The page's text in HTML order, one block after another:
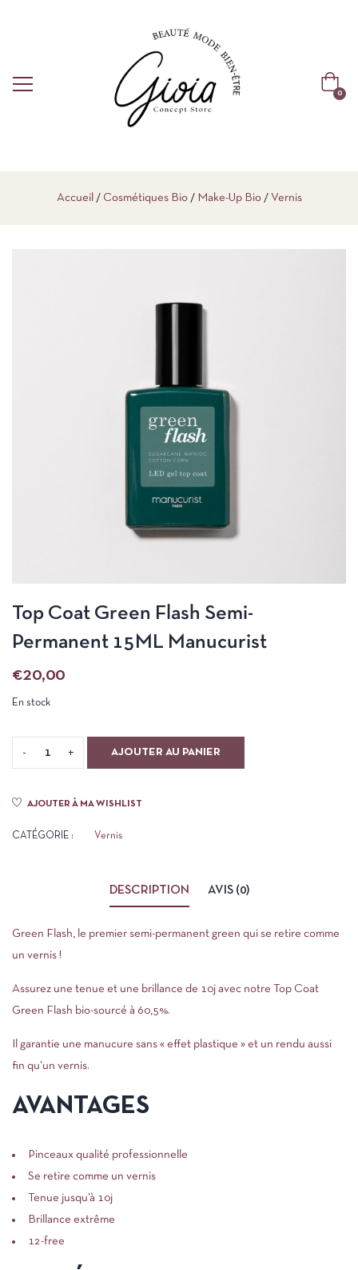
0
Accueil Cosmétiques Bio Make-Up Bio Vernis
Top Coat Green Flash Semi-
Permanent 15ML Manucurist
€20,00
En stock
AJOUTER AU PANIER
AJOUTER À MA WISHLIST
CATÉGORIE : Vernis
DESCRIPTION AVIS (0)
Green Flash, le premier semi-permanent green qui se retire comme
un vernis !
Assurez une tenue et une brillance de 10j avec notre Top Coat
Green Flash bio-sourcé à 60,5%.
Il garantie une manucure sans « effet plastique » et un rendu aussi
fin qu’un vernis.
AVANTAGES
Pinceaux qualité professionnelle
Se retire comme un vernis
Tenue jusqu’à 10j
Brillance extrême
12-free